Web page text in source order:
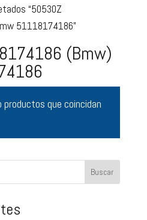
“50530Z
51118174186”
(Bmw)
productos que coincidan
Buscar